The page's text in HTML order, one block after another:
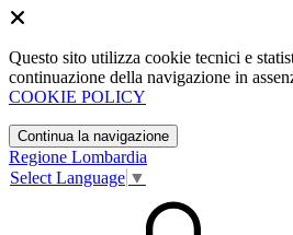
Questo sito utilizza cookie tecnici e
continuazione della navigazione in
COOKIE POLICY
Continua la navigazione
Regione Lombardia
Select Language ▼